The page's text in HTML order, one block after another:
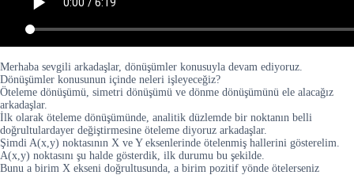
Merhaba sevgili arkadaşlar, dönüşümler konusuyla devam ediyoruz.
Dönüşümler konusunun içinde neleri işleyeceğiz?
Öteleme dönüşümü, simetri dönüşümü ve dönme dönüşümünü ele alacağız
arkadaşlar.
İlk olarak öteleme dönüşümünde, analitik düzlemde bir noktanın belli
doğrultulardayer değiştirmesine öteleme diyoruz arkadaşlar.
Şimdi A(x,y) noktasının X ve Y eksenlerinde ötelenmiş hallerini gösterelim.
A(x,y) noktasını şu halde gösterdik, ilk durumu bu şekilde.
Bunu a birim X ekseni doğrultusunda, a birim pozitif yönde ötelerseniz